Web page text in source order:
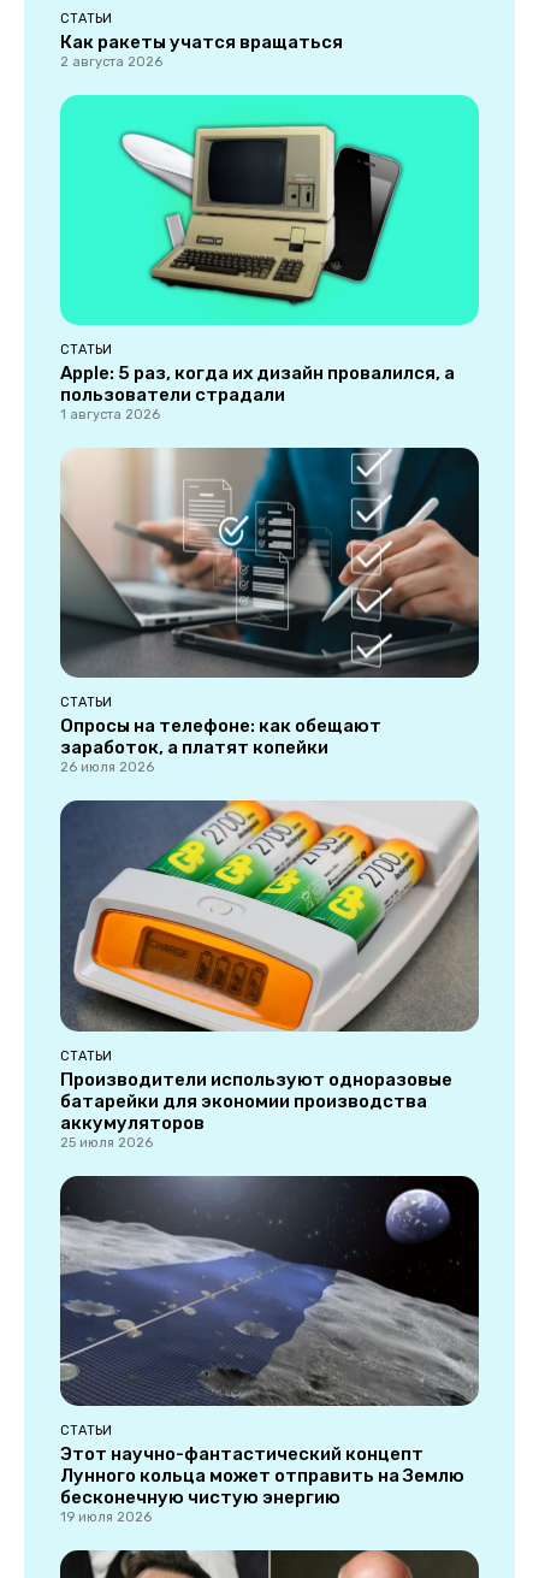
СТАТЬИ
Как ракеты учатся вращаться
2 августа 2026
СТАТЬИ
Apple: 5 раз, когда их дизайн провалился, а
пользователи страдали
1 августа 2026
СТАТЬИ
Опросы на телефоне: как обещают
заработок, а платят копейки
26 июля 2026
СТАТЬИ
Производители используют одноразовые
батарейки для экономии производства
аккумуляторов
25 июля 2026
СТАТЬИ
Этот научно-фантастический концепт
Лунного кольца может отправить на Землю
бесконечную чистую энергию
19 июля 2026